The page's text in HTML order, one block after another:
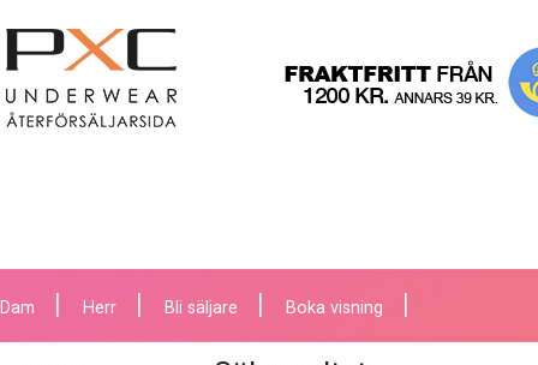
Dam Herr Bli säljare Boka visning